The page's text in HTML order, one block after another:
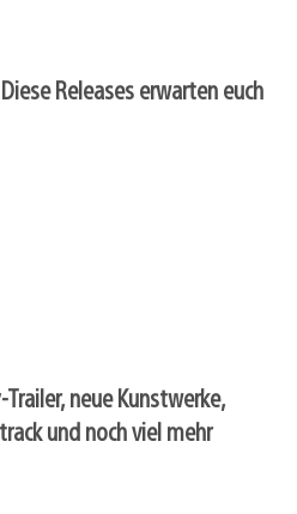
Releases erwarten euch
neue Kunstwerke,
und noch viel mehr